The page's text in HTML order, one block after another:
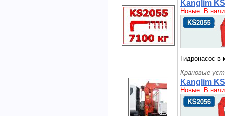
Kanglim
Новые. В
Гидронасос
Крановые
Kanglim
Новые. В